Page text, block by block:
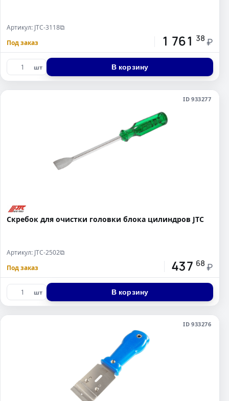
Артикул: JTC-3118⧉
Под заказ 1 761 38 ₽
шт В корзину
ID 933277
Скребок для очистки головки блока цилиндров JTC
Артикул: JTC-2502⧉
Под заказ 437 68 ₽
шт В корзину
ID 933276